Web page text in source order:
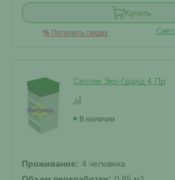
Купить
% Получить скидку
Септик Эко-Гранд 4 Пр
В наличии
Проживание: 4 человека